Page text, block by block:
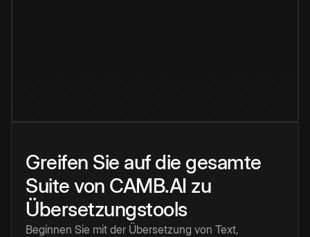
Greifen Sie auf die gesamte
Suite von CAMB.AI zu
Übersetzungstools
Beginnen Sie mit der Übersetzung von Text,